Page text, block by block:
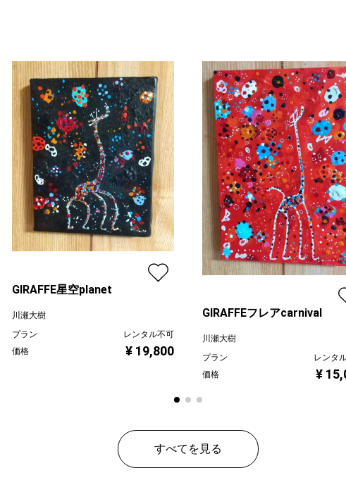
GIRAFFE星空planet
川瀬大樹
プラン
レンタル不可
価格
¥ 19,800
GIRAFFEフレアcarnival
川瀬大樹
プラン
レンタ
価格
¥
すべてを見る